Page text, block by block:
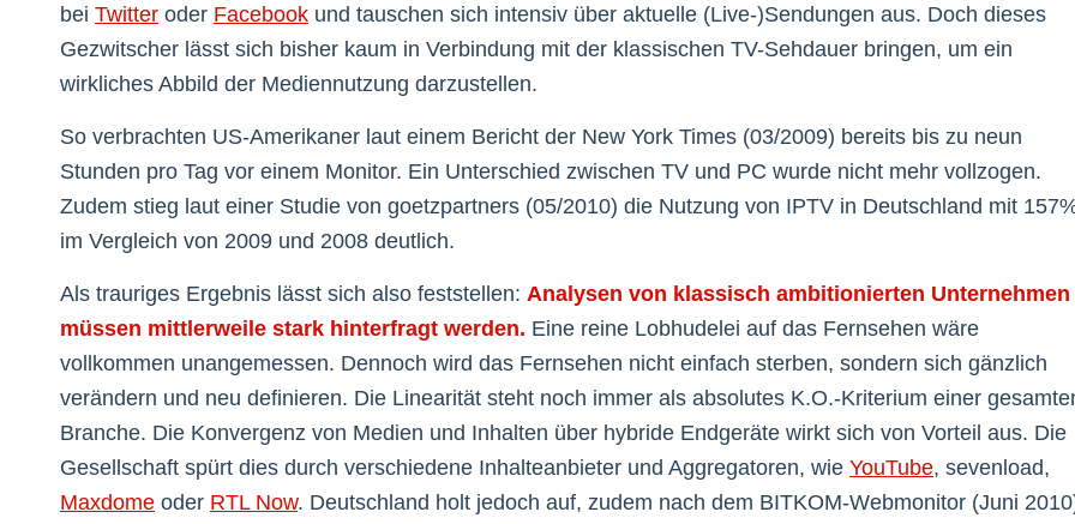
bei Twitter oder Facebook und tauschen sich intensiv über aktuelle (Live-)Sendungen aus. Doch dieses
Gezwitscher lässt sich bisher kaum in Verbindung mit der klassischen TV-Sehdauer bringen, um ein
wirkliches Abbild der Mediennutzung darzustellen.
So verbrachten US-Amerikaner laut einem Bericht der New York Times (03/2009) bereits bis zu neun
Stunden pro Tag vor einem Monitor. Ein Unterschied zwischen TV und PC wurde nicht mehr vollzogen.
Zudem stieg laut einer Studie von goetzpartners (05/2010) die Nutzung von IPTV in Deutschland mit
im Vergleich von 2009 und 2008 deutlich.
Als trauriges Ergebnis lässt sich also feststellen: Analysen von klassisch ambitionierten Unternehmen
müssen mittlerweile stark hinterfragt werden. Eine reine Lobhudelei auf das Fernsehen wäre
vollkommen unangemessen. Dennoch wird das Fernsehen nicht einfach sterben, sondern sich gänzlich
verändern und neu definieren. Die Linearität steht noch immer als absolutes K.O.-Kriterium einer
Branche. Die Konvergenz von Medien und Inhalten über hybride Endgeräte wirkt sich von Vorteil aus. Die
Gesellschaft spürt dies durch verschiedene Inhalteanbieter und Aggregatoren, wie YouTube, sevenload,
Maxdome oder RTL Now. Deutschland holt jedoch auf, zudem nach dem BITKOM-Webmonitor (Juni